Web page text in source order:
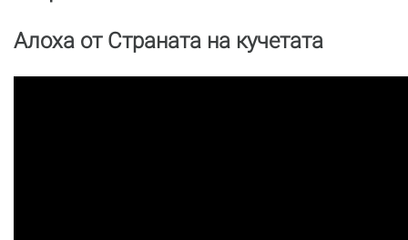
Алоха от Страната на кучетата